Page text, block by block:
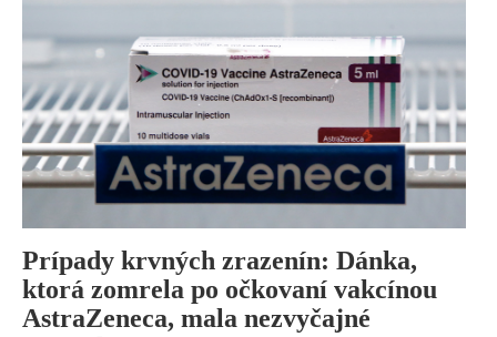
Prípady krvných zrazenín: Dánka,
ktorá zomrela po očkovaní vakcínou
AstraZeneca, mala nezvyčajné